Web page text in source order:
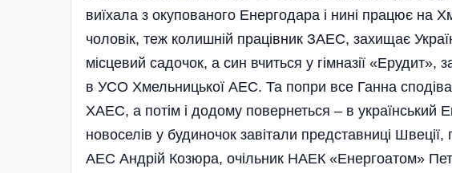
виїхала з окупованого Енергодара і нині працює на
чоловік, теж колишній працівник ЗАЕС, захищає
місцевий садочок, а син вчиться у гімназії «Ерудит»,
в УСО Хмельницької АЕС. Та попри все Ганна
ХАЕС, а потім і додому повернеться – в український
новоселів у будиночок завітали представниці
АЕС Андрій Козюра, очільник НАЕК «Енергоатом»